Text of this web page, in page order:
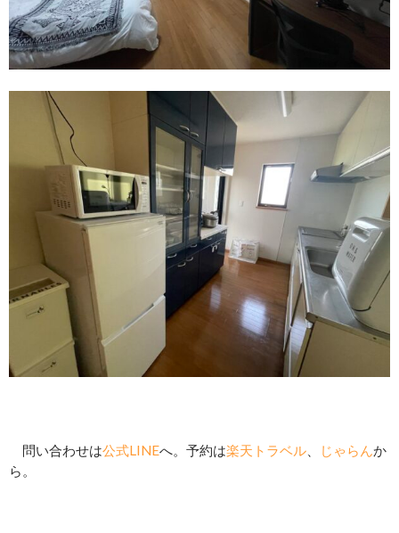
問い合わせは公式LINEへ。予約は楽天トラベル じゃらんか
ら。